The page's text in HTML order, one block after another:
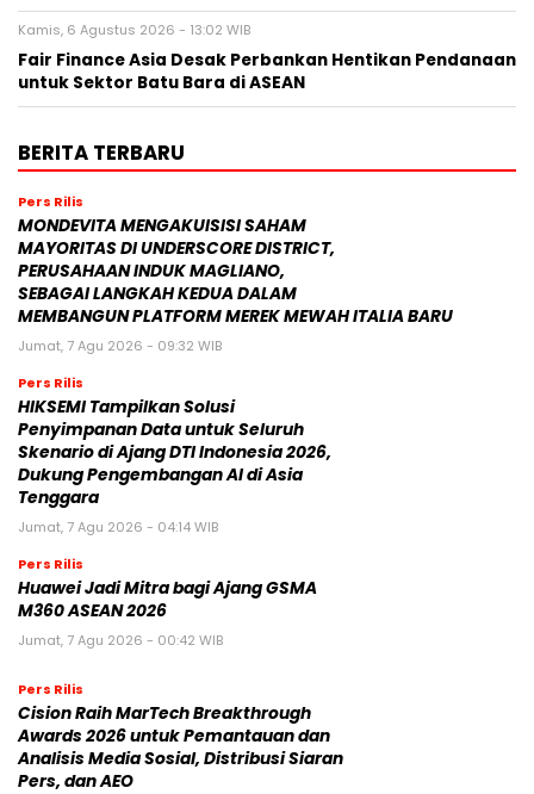
Kamis, 6 Agustus 2026 - 13:02 WIB
Fair Finance Asia Desak Perbankan Hentikan Pendanaan
untuk Sektor Batu Bara di ASEAN
BERITA TERBARU
Pers Rilis
MONDEVITA MENGAKUISISI SAHAM
MAYORITAS DI UNDERSCORE DISTRICT,
PERUSAHAAN INDUK MAGLIANO,
SEBAGAI LANGKAH KEDUA DALAM
MEMBANGUN PLATFORM MEREK MEWAH ITALIA BARU
Jumat, 7 Agu 2026 - 09:32 WIB
Pers Rilis
HIKSEMI Tampilkan Solusi
Penyimpanan Data untuk Seluruh
Skenario di Ajang DTI Indonesia 2026,
Dukung Pengembangan AI di Asia
Tenggara
Jumat, 7 Agu 2026 - 04:14 WIB
Pers Rilis
Huawei Jadi Mitra bagi Ajang GSMA
M360 ASEAN 2026
Jumat, 7 Agu 2026 - 00:42 WIB
Pers Rilis
Cision Raih MarTech Breakthrough
Awards 2026 untuk Pemantauan dan
Analisis Media Sosial, Distribusi Siaran
Pers, dan AEO